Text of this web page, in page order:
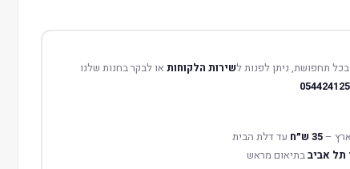
תחפושת, ניתן לפנות לשירות הלקוחותאו לבקר בחנות שלנו
–35 ש״ח עד דלת הבית
בתיאום מראש